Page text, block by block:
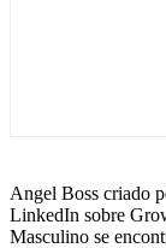
Angel Boss criado
LinkedIn sobre
Masculino se